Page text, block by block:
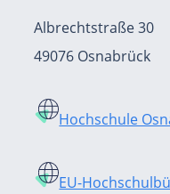
Albrechtstraße 30
49076 Osnabrück
Hochschule
EU-